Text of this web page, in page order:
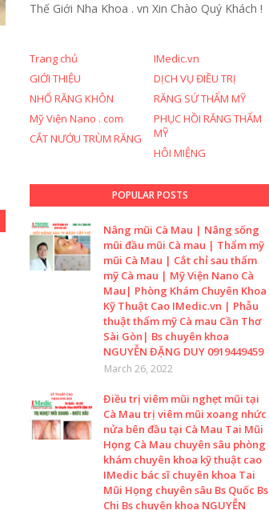
Thế Giới Nha Khoa . vn Xin Chào Quý Khách !
Trang chủ
IMedic.vn
GIỚI THIỆU
DỊCH VỤ ĐIỀU TRỊ
NHỔ RĂNG KHÔN
RĂNG SỨ THẨM MỸ
Mỹ Viện Nano . com
PHỤC HỒI RĂNG THẨM
MỸ
CẮT NƯỚU TRÙM RĂNG
HÔI MIỆNG
POPULAR POSTS
Nâng mũi Cà Mau | Nâng sống
mũi đầu mũi Cà mau | Thẩm mỹ
mũi Cà Mau | Cắt chỉ sau thẩm
mỹ Cà mau | Mỹ Viện Nano Cà
Mau| Phòng Khám Chuyên Khoa
Kỹ Thuật Cao IMedic.vn | Phẫu
thuật thẩm mỹ Cà mau Cần Thơ
Sài Gòn| Bs chuyên khoa
NGUYỄN ĐẶNG DUY 0919449459
March 26, 2022
Điều trị viêm mũi nghẹt mũi tại
Cà Mau trị viêm mũi xoang nhức
nửa bên đầu tại Cà Mau Tai Mũi
Họng Cà Mau chuyên sâu phòng
khám chuyên khoa kỹ thuật cao
IMedic bác sĩ chuyên khoa Tai
Mũi Họng chuyên sâu Bs Quốc Bs
Chi Bs chuyên khoa NGUYỄN